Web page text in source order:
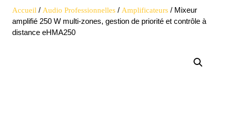
Button
Accueil / Audio Professionnelles / Amplificateurs / Mixeur
amplifié 250 W multi-zones, gestion de priorité et contrôle à
distance eHMA250